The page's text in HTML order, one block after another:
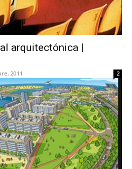
arquitectónica |
2011 2